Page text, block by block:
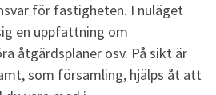
för fastigheten. I nuläget
en uppfattning om
åtgärdsplaner osv. På sikt är
som församling, hjälps åt att